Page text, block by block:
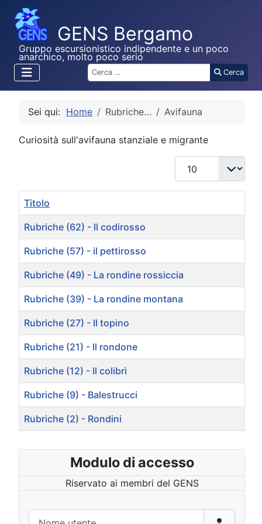
Gruppo escursionistico indipendente e un poco
anarchico, molto poco serio
Cerca
Cerca
Sei qui: Home Rubriche… Avifauna
Curiosità sull'avifauna stanziale e migrante
Titolo
Rubriche (62) - Il codirosso
Rubriche (57) - il pettirosso
Rubriche (49) - La rondine rossiccia
Rubriche (39) - La rondine montana
Rubriche (27) - Il topino
Rubriche (21) - Il rondone
Rubriche (12) - Il colibrì
Rubriche (9) - Balestrucci
Rubriche (2) - Rondini
Modulo di accesso
Riservato ai membri del GENS